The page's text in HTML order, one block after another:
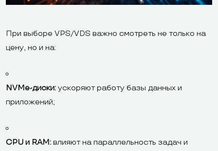
При выборе VPS/VDS важно смотреть не только на
цену, но и на:
NVMe-диски: ускоряют работу базы данных и
приложений;
CPU и RAM: влияют на параллельность задач и